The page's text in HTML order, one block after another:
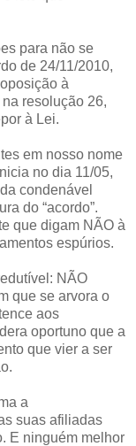
para não se
de 24/11/2010,
à
resolução 26,
à Lei.
em nosso nome
no dia 11/05,
condenável
do “acordo”.
que digam NÃO à
espúrios.
NÃO
que se arvora o
aos
oportuno que a
que vier a ser
a
suas afiliadas
E ninguém melhor